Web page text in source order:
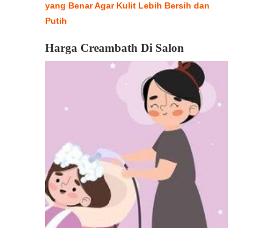
yang Benar Agar Kulit Lebih Bersih dan
Putih
Harga Creambath Di Salon